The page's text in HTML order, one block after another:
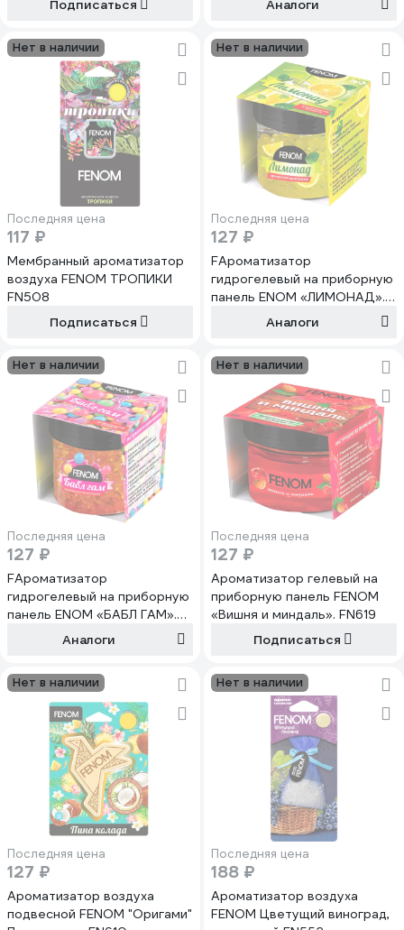
Подписаться
Аналоги
Нет в наличии
Последняя цена
117 ₽
Мембранный ароматизатор
воздуха FENOM ТРОПИКИ
FN508
Подписаться
Нет в наличии
Последняя цена
127 ₽
FАроматизатор
гидрогелевый на приборную
панель ENOM «ЛИМОНАД».
Аналоги
Нет в наличии
Последняя цена
127 ₽
FАроматизатор
гидрогелевый на приборную
панель ENOM «БАБЛ ГАМ».
Аналоги
Нет в наличии
Последняя цена
127 ₽
Ароматизатор гелевый на
приборную панель FENOM
«Вишня и миндаль». FN619
Подписаться
Нет в наличии
Последняя цена
127 ₽
Ароматизатор воздуха
подвесной FENOM "Оригами"
Нет в наличии
Последняя цена
188 ₽
Ароматизатор воздуха
FENOM Цветущий виноград,